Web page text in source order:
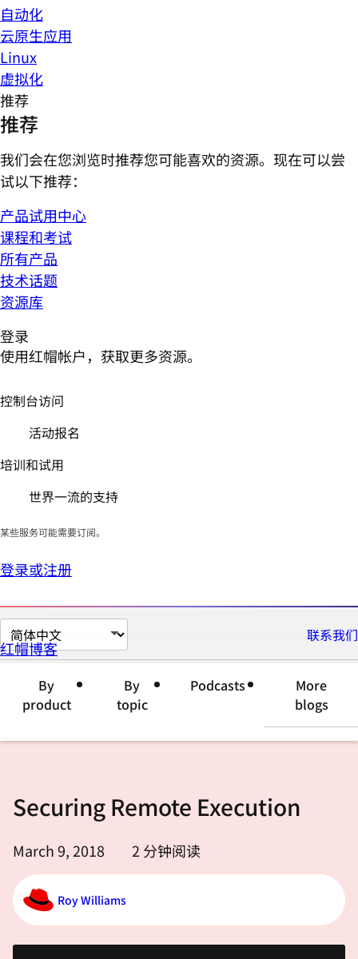
自动化
云原生应用
Linux
虚拟化
推荐
推荐
我们会在您浏览时推荐您可能喜欢的资源。现在可以尝
试以下推荐：
产品试用中心
课程和考试
所有产品
技术话题
资源库
登录
使用红帽帐户，获取更多资源。
控制台访问
活动报名
培训和试用
世界一流的支持
某些服务可能需要订阅。
登录或注册
切
换
言
联系我们
红帽博客
By
product
By
topic
Podcasts
More
blogs
Securing Remote Execution
March 9, 2018 2 分钟阅读
Roy Williams